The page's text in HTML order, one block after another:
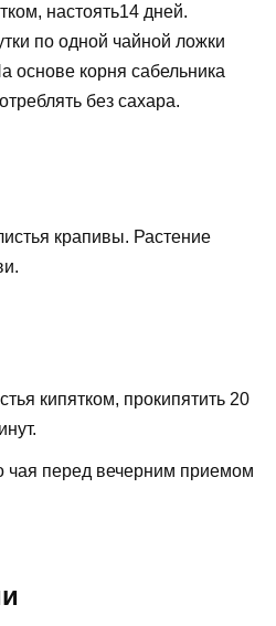
настоять14 дней.
по одной чайной ложки
корня сабельника
без сахара.
крапивы. Растение
кипятком, прокипятить 20
чая перед вечерним приемом